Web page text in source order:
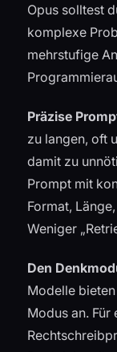
Opus solltest
komplexe
mehrstufige
Präzise
zu langen, oft
damit zu
Prompt mit
Format,
Weniger
Den
Modelle
Modus an.